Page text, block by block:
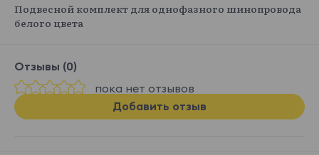
Подвесной комплект для однофазного шинопровода
белого цвета
Отзывы (0)
пока нет отзывов
Добавить отзыв